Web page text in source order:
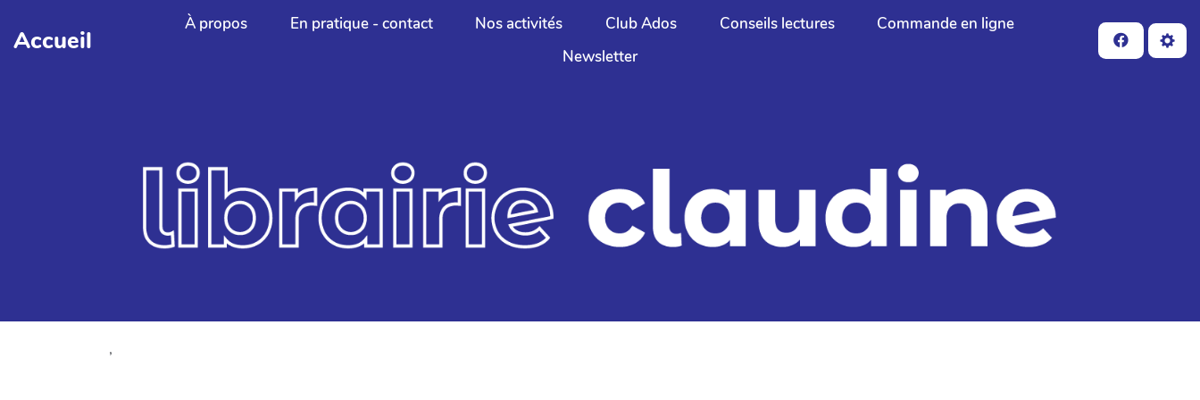
Aller au contenu principal
Accueil
À propos En pratique - contact Nos activités Club Ados Conseils lectures
Commande en ligne
Newsletter
,